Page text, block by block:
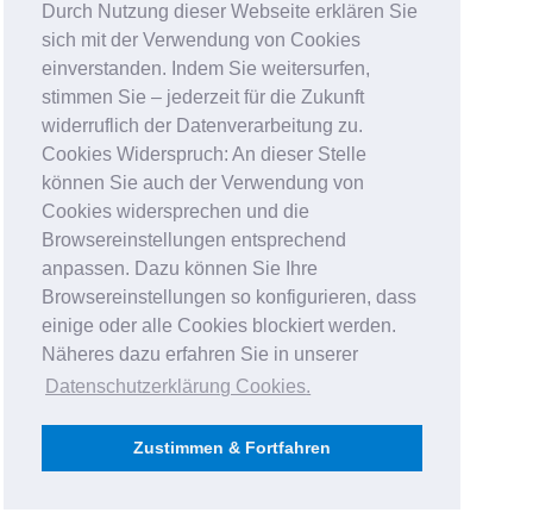
Durch Nutzung dieser Webseite erklären Sie
sich mit der Verwendung von Cookies
einverstanden. Indem Sie weitersurfen,
stimmen Sie – jederzeit für die Zukunft
widerruflich der Datenverarbeitung zu.
Cookies Widerspruch: An dieser Stelle
können Sie auch der Verwendung von
Cookies widersprechen und die
Browsereinstellungen entsprechend
anpassen. Dazu können Sie Ihre
Browsereinstellungen so konfigurieren, dass
einige oder alle Cookies blockiert werden.
Näheres dazu erfahren Sie in unserer
Datenschutzerklärung Cookies.
Zustimmen & Fortfahren